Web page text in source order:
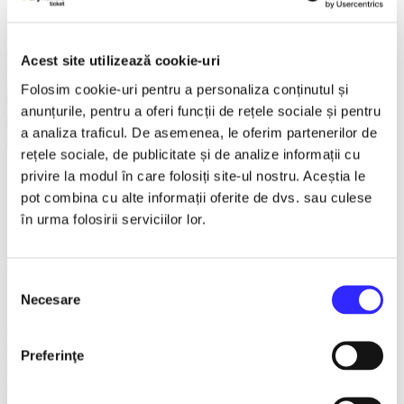
Acest site utilizează cookie-uri
Folosim cookie-uri pentru a personaliza conținutul și
anunțurile, pentru a oferi funcții de rețele sociale și pentru
a analiza traficul. De asemenea, le oferim partenerilor de
rețele sociale, de publicitate și de analize informații cu
privire la modul în care folosiți site-ul nostru. Aceștia le
pot combina cu alte informații oferite de dvs. sau culese
în urma folosirii serviciilor lor.
consimțământului
Necesare
Preferinţe
Compania de Teatru Concordia
Reduceri bilete
RASPUTIN - Galati
Teatrul Muzical "Nae Leonard", Galati
Teatru